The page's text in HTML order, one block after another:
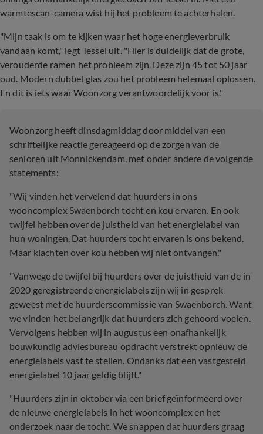
warmtescan-camera wist hij het probleem te achterhalen.
"Mijn taak is om te kijken waar het hoge energieverbruik
vandaan komt," legt Tessel uit. "Hier is duidelijk dat de grote,
verouderde ramen het probleem zijn. Deze zijn 45 tot 50 jaar
oud. Modern dubbel glas zou het probleem helemaal oplossen.
En dit is iets waar Woonzorg verantwoordelijk voor is."
Woonzorg heeft dinsdagmiddag door middel van een
schriftelijke reactie gereageerd op de zorgen van de
senioren uit Monnickendam, met onder andere de volgende
statements:
"Wij vinden het vervelend dat huurders in ons
wooncomplex Swaenborch tocht en kou ervaren. En ook
twijfel hebben over de juistheid van het energielabel van
hun woningen. Dat huurders tocht ervaren is ons bekend.
Maar klachten over kou hebben wij niet ontvangen."
"Vanwege de twijfel bij huurders over de juistheid van de in
2020 geregistreerde energielabels zijn wij in gesprek
geweest met de huurderscommissie van Swaenborch. Want
we vinden het belangrijk dat huurders zich gehoord voelen.
Vervolgens hebben wij in augustus een onafhankelijk
bouwkundig adviesbureau opdracht verstrekt opnieuw de
energielabels vast te stellen. Ondanks dat een vastgesteld
energielabel 10 jaar geldig blijft."
"Huurders zijn in oktober via een brief geïnformeerd over
de nieuwe energielabels in het wooncomplex en het
onderzoek naar de tocht. We snappen dat huurders graag